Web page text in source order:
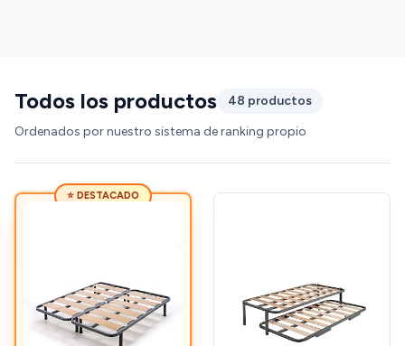
Todos los productos
48 productos
Ordenados por nuestro sistema de ranking propio
⭐ DESTACADO